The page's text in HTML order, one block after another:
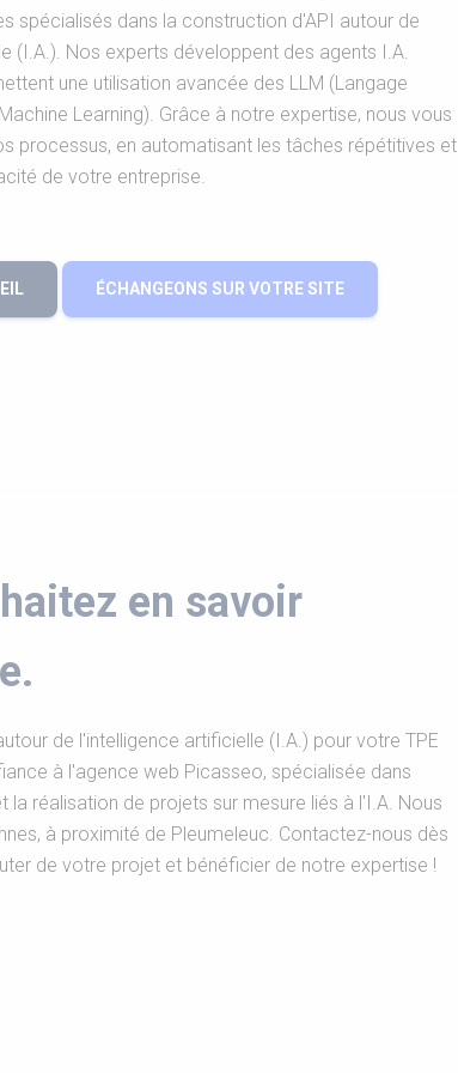
spécialisés dans la construction d'API autour de
(I.A.). Nos experts développent des agents I.A.
une utilisation avancée des LLM (Langage
Learning). Grâce à notre expertise, nous vous
processus, en automatisant les tâches répétitives et
de votre entreprise.
ÉCHANGEONS SUR VOTRE SITE
en savoir
de l'intelligence artificielle (I.A.) pour votre TPE
à l'agence web Picasseo, spécialisée dans
la réalisation de projets sur mesure liés à l'I.A. Nous
à proximité de Pleumeleuc. Contactez-nous dès
de votre projet et bénéficier de notre expertise !